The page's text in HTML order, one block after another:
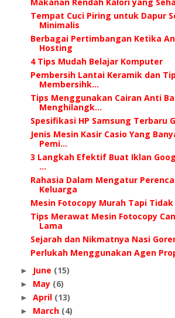
Tempat Cuci Piring untuk Dapur
Minimalis
Berbagai Pertimbangan Ketika
Hosting
4 Tips Mudah Belajar Komputer
Pembersih Lantai Keramik dan
Membersihk...
Tips Menggunakan Cairan Anti
Menghilangk...
Spesifikasi HP Samsung Terbaru
Jenis Mesin Kasir Casio Yang
Pemi...
3 Langkah Efektif Buat Iklan
...
Rahasia Dalam Mengatur
Keluarga
Mesin Fotocopy Murah Tapi
Tips Merawat Mesin Fotocopy
Lama
Sejarah dan Nikmatnya Nasi
Perlukah Menggunakan Agen
► June (15)
► May (6)
► April (13)
► March (4)